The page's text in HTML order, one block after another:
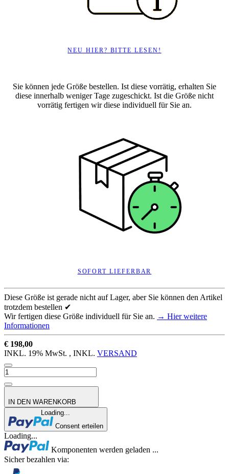
NEU HIER? BITTE LESEN!
Sie können jede Größe bestellen. Ist diese vorrätig, erhalten Sie
diese innerhalb weniger Tage zugeschickt. Ist die Größe nicht
vorrätig fertigen wir diese individuell für Sie an.
SOFORT LIEFERBAR
Diese Größe ist gerade nicht auf Lager, aber Sie können den Artikel
trotzdem bestellen ✔
Wir fertigen diese Größe individuell für Sie an. → Hier weitere
Informationen
€ 198,00
INKL. 19% MwSt. , INKL. VERSAND
IN DEN WARENKORB
Loading...
Consent erteilen
Loading...
Komponenten werden geladen ...
Sicher bezahlen via: